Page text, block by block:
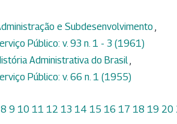
e Subdesenvolvimento ,
Público: v. 93 n. 1 - 3 (1961)
Administrativa do Brasil,
Público: v. 66 n. 1 (1955)
8 9 10 11 12 13 14 15 16 17 18 19 20